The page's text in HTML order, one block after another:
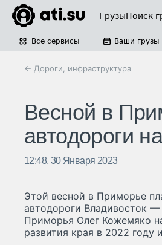
ГрузыПоиск
Все сервисы Ваши грузы
← Дороги, инфраструктура
Весной в
автодороги
12:48, 30 Января 2023
Этой весной в Приморье
автодороги Владивосток
Приморья Олег Кожемяко
развития края в 2022 году